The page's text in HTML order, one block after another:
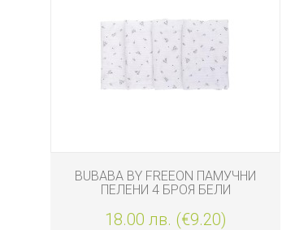
BUBABA BY FREEON ПАМУЧНИ
ПЕЛЕНИ 4 БРОЯ БЕЛИ
18.00 лв. (€9.20)